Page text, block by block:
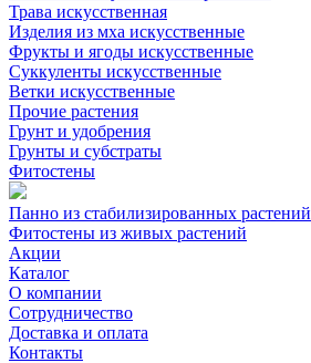
Трава искусственная
Изделия из мха искусственные
Фрукты и ягоды искусственные
Суккуленты искусственные
Ветки искусственные
Прочие растения
Грунт и удобрения
Грунты и субстраты
Фитостены
Панно из стабилизированных растений
Фитостены из живых растений
Акции
Каталог
О компании
Сотрудничество
Доставка и оплата
Контакты